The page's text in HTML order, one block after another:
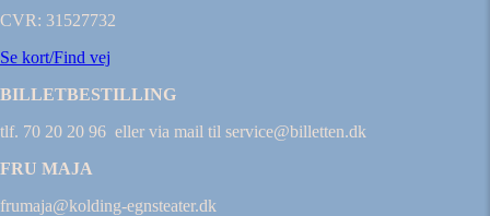
CVR: 31527732
Se kort/Find vej
BILLETBESTILLING
tlf. 70 20 20 96 eller via mail til service@billetten.dk
FRU MAJA
frumaja@kolding-egnsteater.dk